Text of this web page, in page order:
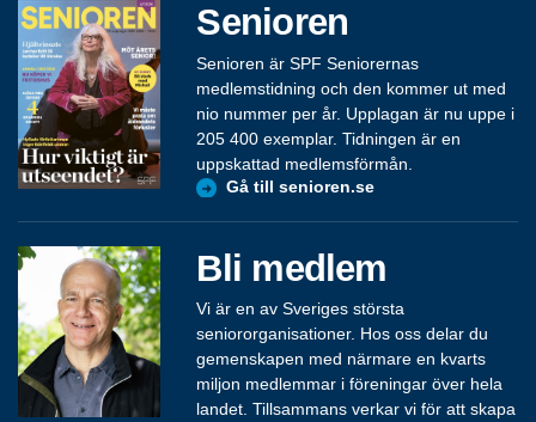
Senioren
Senioren är SPF Seniorernas
medlemstidning och den kommer ut med
nio nummer per år. Upplagan är nu uppe i
205 400 exemplar. Tidningen är en
uppskattad medlemsförmån.
Gå till senioren.se
Bli medlem
Vi är en av Sveriges största
seniororganisationer. Hos oss delar du
gemenskapen med närmare en kvarts
miljon medlemmar i föreningar över hela
landet. Tillsammans verkar vi för att skapa